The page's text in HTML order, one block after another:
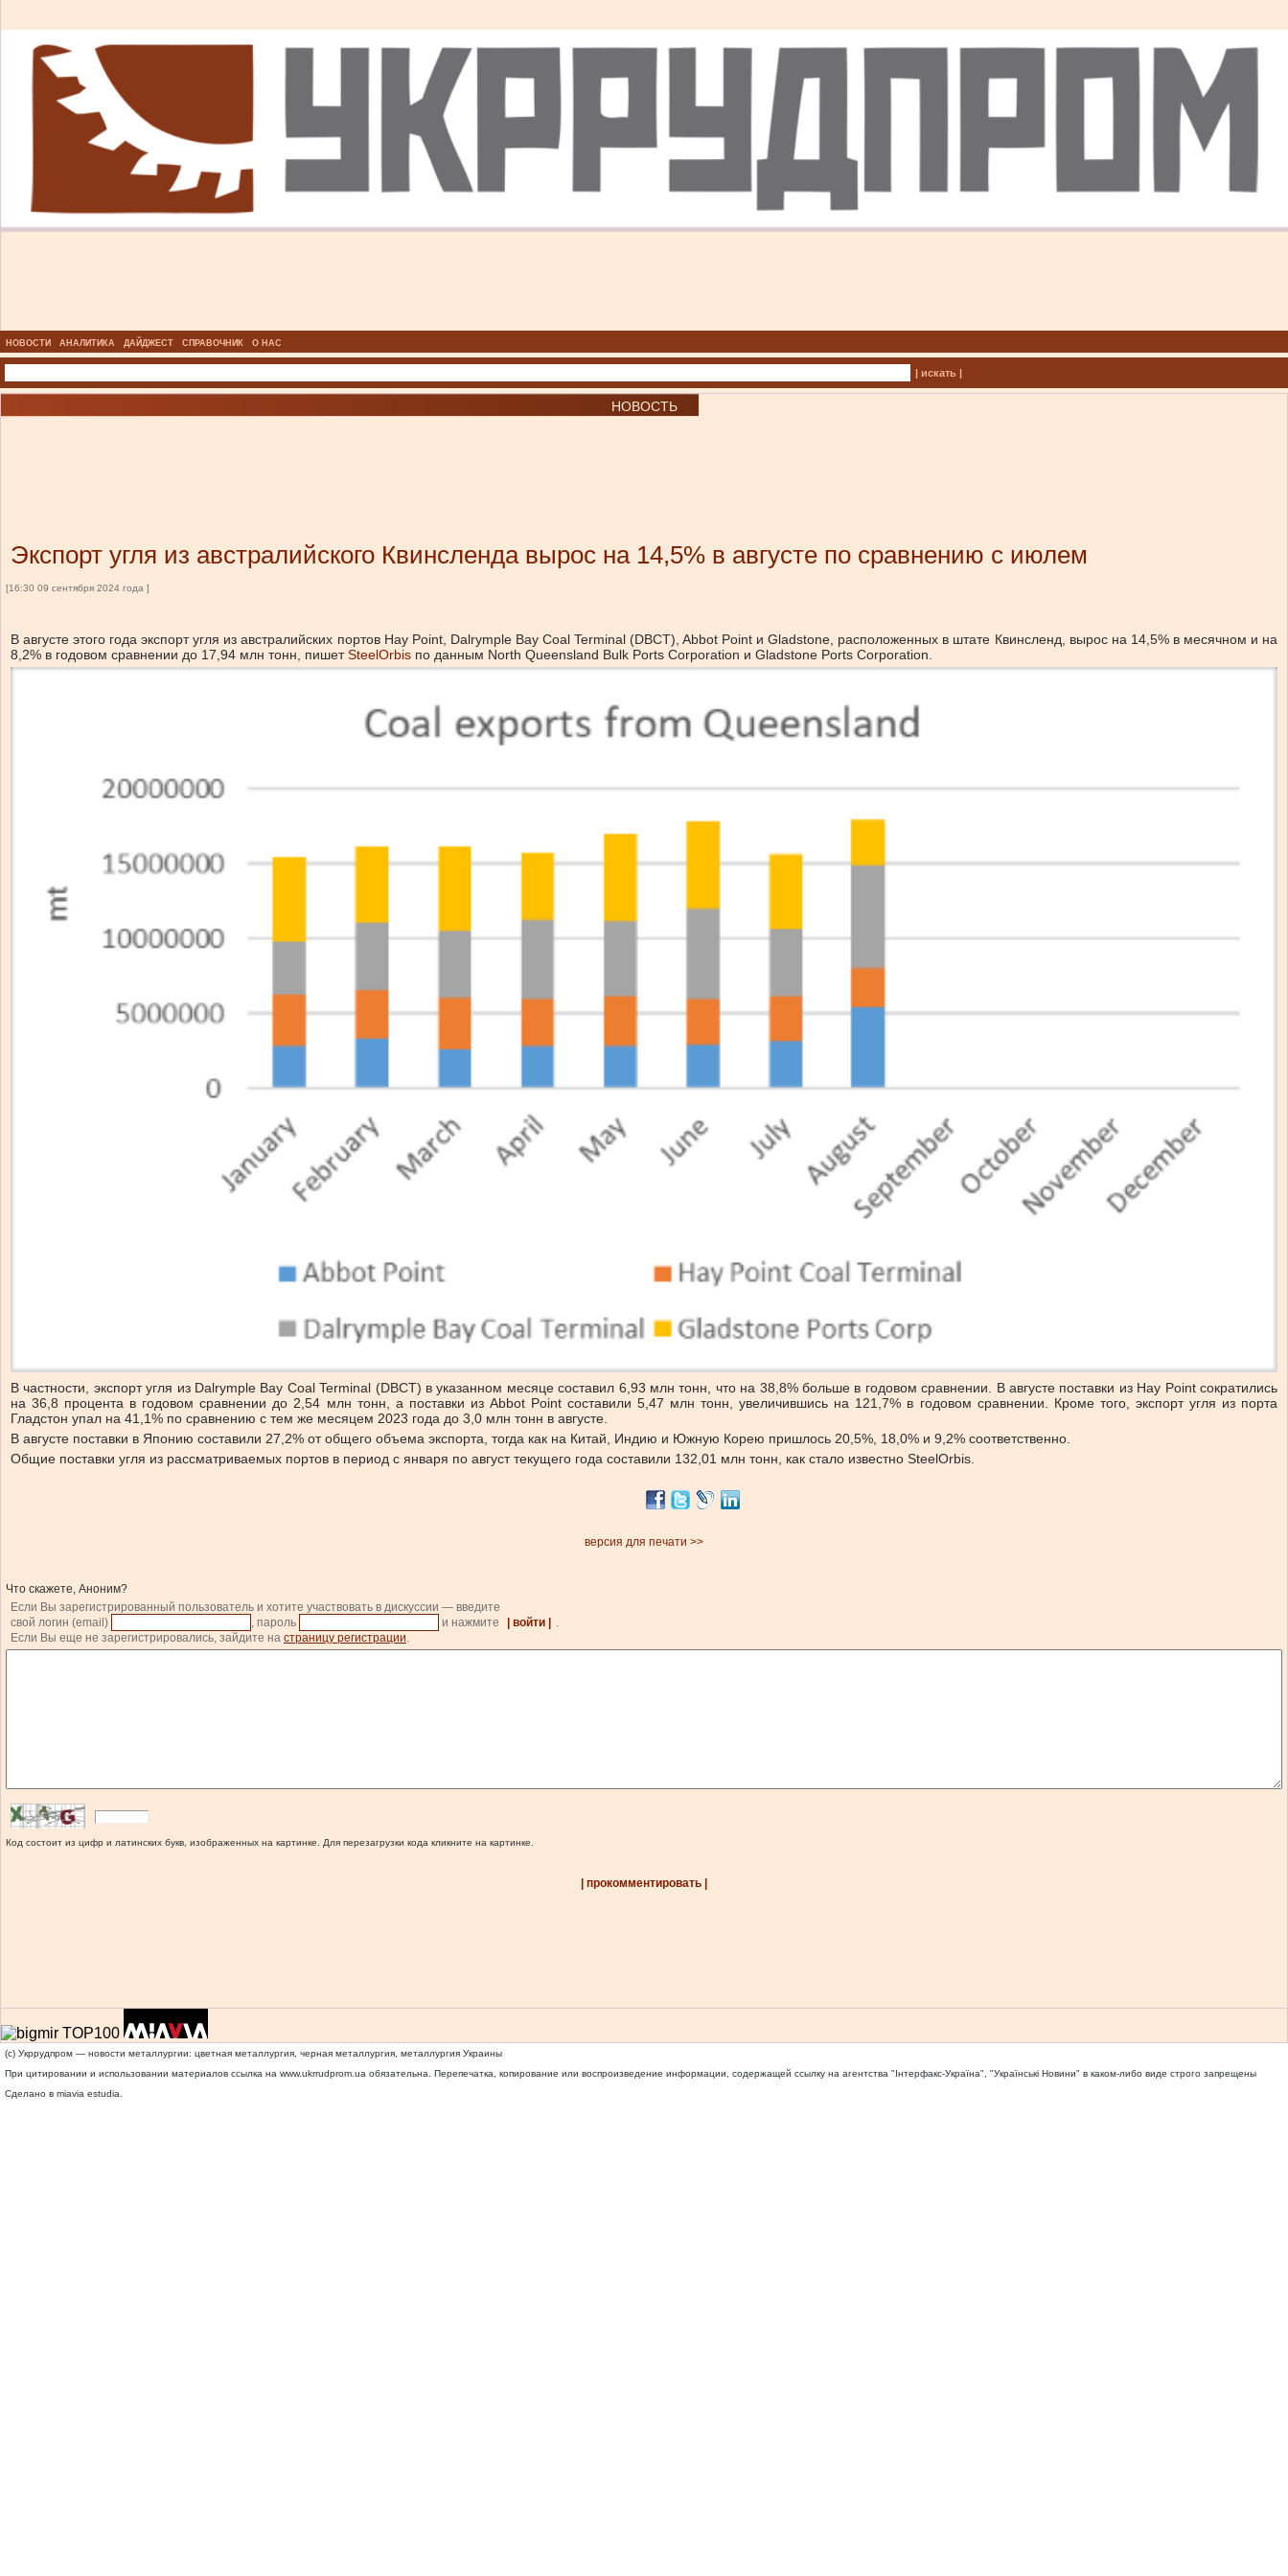
НОВОСТИ АНАЛИТИКА ДАЙДЖЕСТ СПРАВОЧНИК О НАС
| искать |
НОВОСТЬ
Экспорт угля из австралийского Квинсленда вырос на 14,5% в августе по сравнению с июлем
[16:30 09 сентября 2024 года ]
В августе этого года экспорт угля из австралийских портов Hay Point, Dalrymple Bay Coal Terminal (DBCT), Abbot Point и Gladstone, расположенных в штате Квинсленд, вырос на 14,5% в месячном и на
8,2% в годовом сравнении до 17,94 млн тонн, пишетSteelOrbis по данным North Queensland Bulk Ports Corporation и Gladstone Ports Corporation.
В частности, экспорт угля из Dalrymple Bay Coal Terminal (DBCT) в указанном месяце составил 6,93 млн тонн, что на 38,8% больше в годовом сравнении. В августе поставки из Hay Point сократились
на 36,8 процента в годовом сравнении до 2,54 млн тонн, а поставки из Abbot Point составили 5,47 млн ​​тонн, увеличившись на 121,7% в годовом сравнении. Кроме того, экспорт угля из порта
Гладстон упал на 41,1% по сравнению с тем же месяцем 2023 года до 3,0 млн тонн в августе.
В августе поставки в Японию составили 27,2% от общего объема экспорта, тогда как на Китай, Индию и Южную Корею пришлось 20,5%, 18,0% и 9,2% соответственно.
Общие поставки угля из рассматриваемых портов в период с января по август текущего года составили 132,01 млн тонн, как стало известно SteelOrbis.
версия для печати >>
Что скажете, Аноним?
Если Вы зарегистрированный пользователь и хотите участвовать в дискуссии — введите
свой логин (email)
, пароль и нажмите | войти |
.
Если Вы еще не зарегистрировались, зайдите на страницу регистрации.
Код состоит из цифр и латинских букв, изображенных на картинке. Для перезагрузки кода кликните на картинке.
| прокомментировать |
(c) Укррудпром — новости металлургии: цветная металлургия, черная металлургия, металлургия Украины
При цитировании и использовании материалов ссылка на www.ukrrudprom.ua обязательна. Перепечатка, копирование или воспроизведение информации, содержащей ссылку на агентства "Iнтерфакс-Україна", "Українськi Новини" в каком-либо виде строго запрещены
Сделано в miavia estudia.